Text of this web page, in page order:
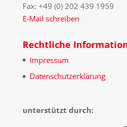
Fax: +49 (0) 202 439 1959
E-Mail schreiben
Rechtliche
Impressum
Datenschutzerklärung
unterstützt durch: